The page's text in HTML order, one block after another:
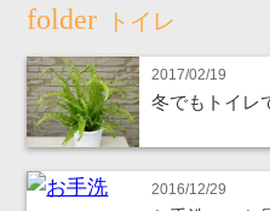
トイレ
2017/02/19
冬でもトイレ
2016/12/29